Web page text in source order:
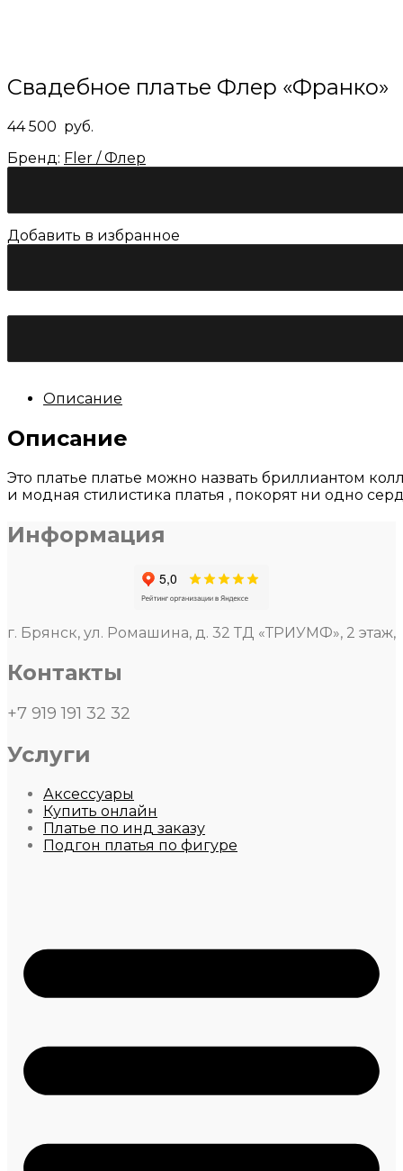
Свадебное платье Флер «Франко»
44 500 руб.
Бренд: Fler / Флер
Добавить в избранное
Свадебное
Флер
Описание
Описание
Это платье платье можно назвать бриллиантом
и модная стилистика платья , покорят ни одно
Информация
г. Брянск, ул. Ромашина, д. 32 ТД «ТРИУМФ», 2 этаж,
Контакты
+7 919 191 32 32
Услуги
Аксессуары
Купить онлайн
Платье по инд заказу
Подгон платья по фигуре